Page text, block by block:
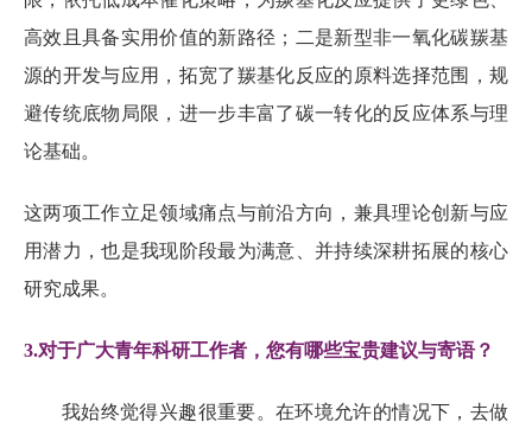
高效且具备实用价值的新路径；二是新型非一氧化碳羰基
源的开发与应用，拓宽了羰基化反应的原料选择范围，规
避传统底物局限，进一步丰富了碳一转化的反应体系与理
论基础。
这两项工作立足领域痛点与前沿方向，兼具理论创新与应
用潜力，也是我现阶段最为满意、并持续深耕拓展的核心
研究成果。
3.对于广大青年科研工作者，您有哪些宝贵建议与寄语？
我始终觉得兴趣很重要。在环境允许的情况下，去做